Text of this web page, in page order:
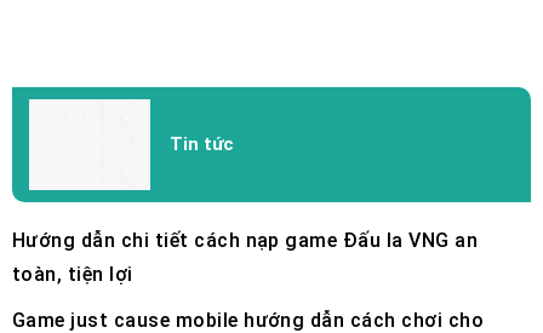
Tin tức
Hướng dẫn chi tiết cách nạp game Đấu la VNG an
toàn, tiện lợi
Game just cause mobile hướng dẫn cách chơi cho